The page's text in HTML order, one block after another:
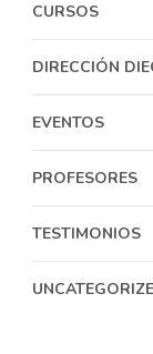
CURSOS
DIRECCIÓN
EVENTOS
PROFESORES
TESTIMONIOS